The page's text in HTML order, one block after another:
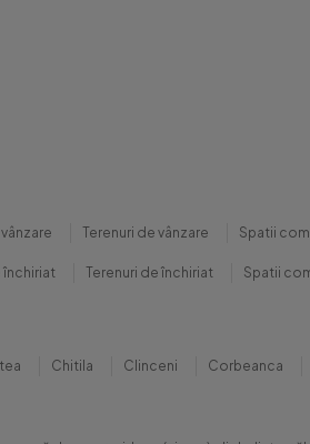
Terenuri de vânzare Spatii
închiriat Terenuri de închiriat Spatii
Chitila Clinceni Corbeanca